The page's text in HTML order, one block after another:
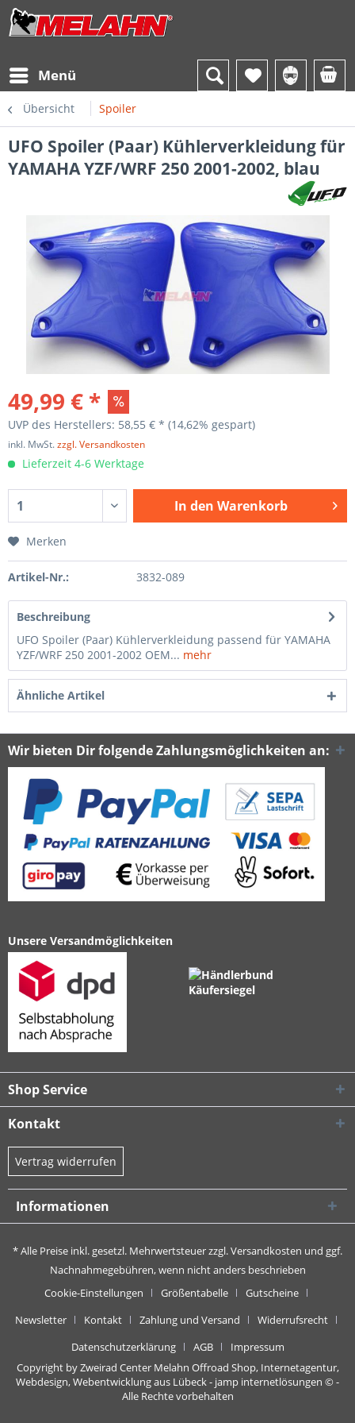
Menü
Übersicht Spoiler
UFO Spoiler (Paar) Kühlerverkleidung für
YAMAHA YZF/WRF 250 2001-2002, blau
49,99 € *
UVP des Herstellers: 58,55 € * (14,62% gespart)
inkl. MwSt.zzgl. Versandkosten
Lieferzeit 4-6 Werktage
In den Warenkorb
Merken
Artikel-Nr.: 3832-089
Beschreibung
UFO Spoiler (Paar) Kühlerverkleidung passend für YAMAHA
YZF/WRF 250 2001-2002 OEM... mehr
Ähnliche Artikel
Wir bieten Dir folgende Zahlungsmöglichkeiten an:
Unsere Versandmöglichkeiten
Shop Service
Kontakt
Vertrag widerrufen
Informationen
* Alle Preise inkl. gesetzl. Mehrwertsteuer zzgl.Versandkosten und ggf.
Nachnahmegebühren, wenn nicht anders beschrieben
Cookie-Einstellungen
Größentabelle
Gutscheine
Newsletter
Kontakt Zahlung und Versand
Widerrufsrecht
Datenschutzerklärung
AGB
Impressum
Copyright by Zweirad Center Melahn Offroad Shop, Internetagentur,
Webdesign, Webentwicklung aus Lübeck - jamp internetlösungen © -
Alle Rechte vorbehalten